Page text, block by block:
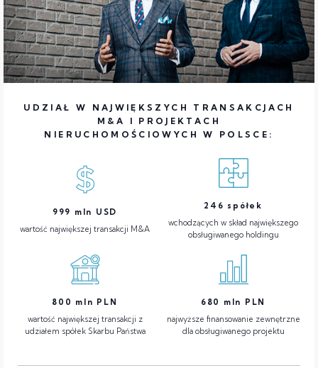
UDZIAŁ W NAJWIĘKSZYCH TRANSAKCJACH
M&A I PROJEKTACH
NIERUCHOMOŚCIOWYCH W POLSCE:
999 mln USD
wartość największej transakcji M&A
246 spółek
wchodzących w skład największego
obsługiwanego holdingu
800 mln PLN
wartość największej transakcji z
udziałem spółek Skarbu Państwa
680
mln PLN
najwyższe finansowanie zewnętrzne
dla obsługiwanego projektu